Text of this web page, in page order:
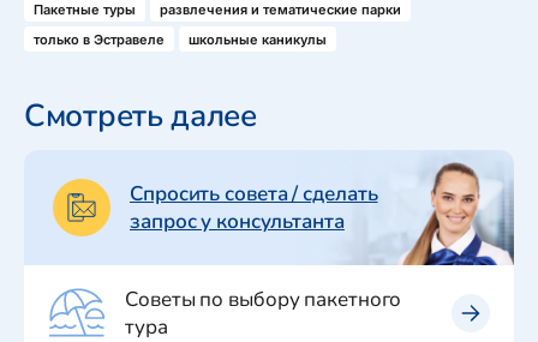
Пакетные туры
развлечения и тематические парки
только в Эстравеле
школьные каникулы
Смотреть далее
Спросить совета / сделать
запрос у консультанта
Советы по выбору пакетного
тура